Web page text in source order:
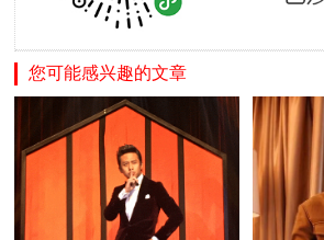
您可能感兴趣的文章